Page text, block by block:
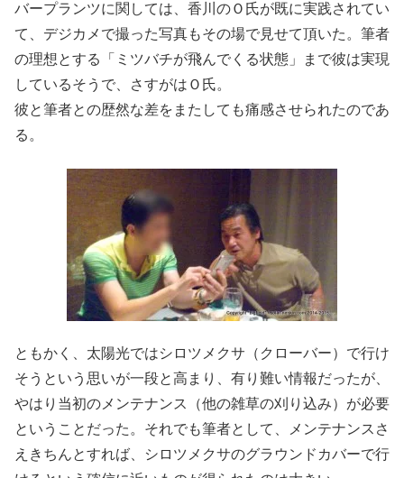
バープランツに関しては、香川のＯ氏が既に実践されてい
て、デジカメで撮った写真もその場で見せて頂いた。筆者
の理想とする「ミツバチが飛んでくる状態」まで彼は実現
しているそうで、さすがはＯ氏。
彼と筆者との歴然な差をまたしても痛感させられたのであ
る。
ともかく、太陽光ではシロツメクサ（クローバー）で行け
そうという思いが一段と高まり、有り難い情報だったが、
やはり当初のメンテナンス（他の雑草の刈り込み）が必要
ということだった。それでも筆者として、メンテナンスさ
えきちんとすれば、シロツメクサのグラウンドカバーで行